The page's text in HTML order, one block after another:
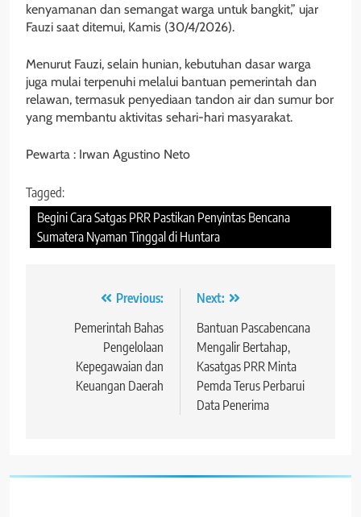
kenyamanan dan semangat warga untuk bangkit,” ujar
Fauzi saat ditemui, Kamis (30/4/2026).
Menurut Fauzi, selain hunian, kebutuhan dasar warga
juga mulai terpenuhi melalui bantuan pemerintah dan
relawan, termasuk penyediaan tandon air dan sumur bor
yang membantu aktivitas sehari-hari masyarakat.
Pewarta : Irwan Agustino Neto
Tagged:
Begini Cara Satgas PRR Pastikan Penyintas Bencana
Sumatera Nyaman Tinggal di Huntara
Navigasi Previous:
Pemerintah Bahas
Pengelolaan
Kepegawaian dan
Keuangan Daerah
Next:
Bantuan Pascabencana
Mengalir Bertahap,
Kasatgas PRR Minta
Pemda Terus Perbarui
Data Penerima